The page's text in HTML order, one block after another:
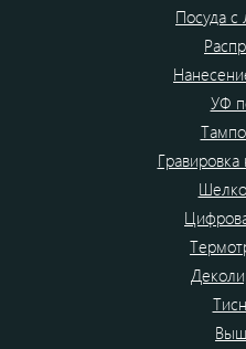
Посуда с
УФ
Гравировка